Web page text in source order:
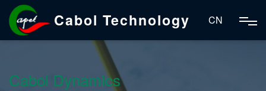
Cabol Technology CN
Cabol Dynamics